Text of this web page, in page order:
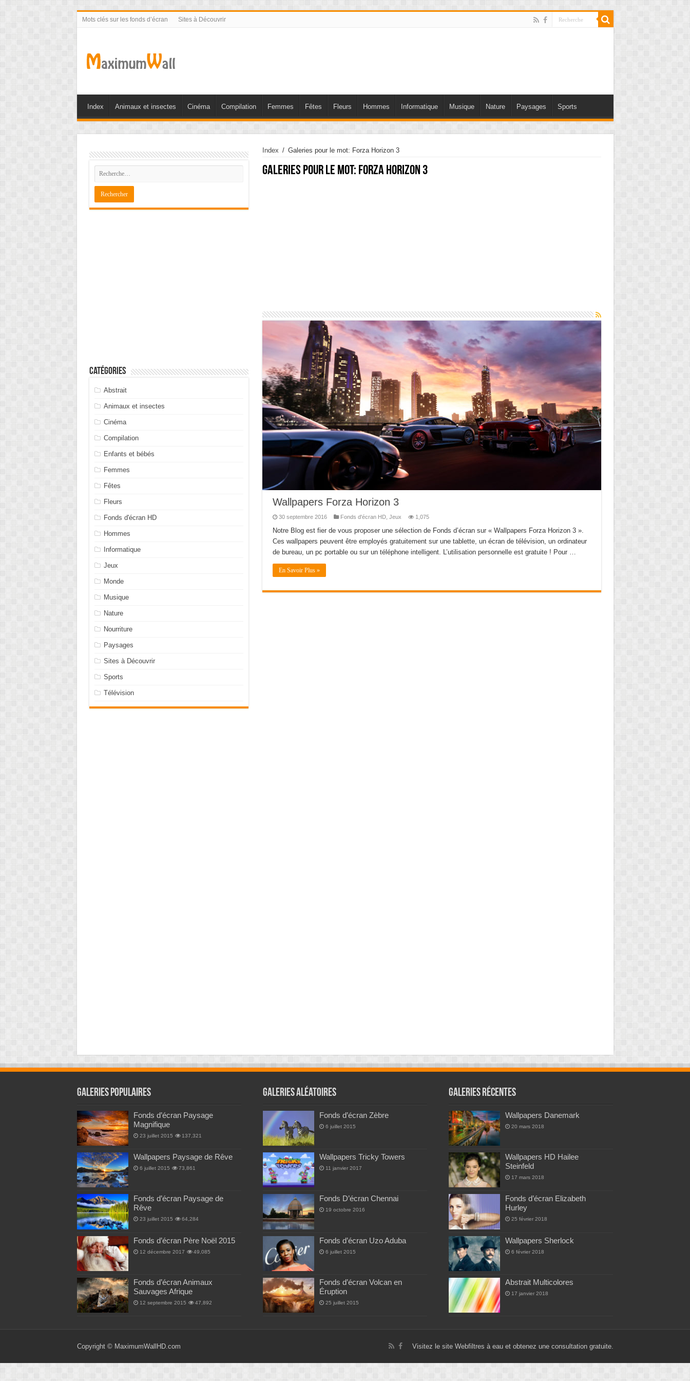
Mots clés sur les fonds d’écran Sites à Découvrir
Index Animaux et insectes Cinéma Compilation Femmes Fêtes Fleurs Hommes Informatique Musique Nature Paysages Sports
Index / Galeries pour le mot: Forza Horizon 3
Galeries pour le mot: Forza Horizon 3
Wallpapers Forza Horizon 3
30 septembre 2016 Fonds d'écran HD, Jeux 1,075
Notre Blog est fier de vous proposer une sélection de Fonds d’écran sur « Wallpapers Forza Horizon 3 ».
Ces wallpapers peuvent être employés gratuitement sur une tablette, un écran de télévision, un ordinateur
de bureau, un pc portable ou sur un téléphone intelligent. L’utilisation personnelle est gratuite ! Pour …
En Savoir Plus »
Catégories
Abstrait
Animaux et insectes
Cinéma
Compilation
Enfants et bébés
Femmes
Fêtes
Fleurs
Fonds d'écran HD
Hommes
Informatique
Jeux
Monde
Musique
Nature
Nourriture
Paysages
Sites à Découvrir
Sports
Télévision
Galeries Populaires
Fonds d’écran Paysage
Magnifique
23 juillet 2015 137,321
Wallpapers Paysage de Rêve
6 juillet 2015 73,861
Fonds d’écran Paysage de
Rêve
23 juillet 2015 64,284
Fonds d’écran Père Noël 2015
12 décembre 2017 49,085
Fonds d’écran Animaux
Sauvages Afrique
12 septembre 2015 47,892
Galeries Aléatoires
Fonds d’écran Zèbre
6 juillet 2015
Wallpapers Tricky Towers
11 janvier 2017
Fonds D’écran Chennai
19 octobre 2016
Fonds d’écran Uzo Aduba
6 juillet 2015
Fonds d’écran Volcan en
Éruption
25 juillet 2015
Galeries Récentes
Wallpapers Danemark
20 mars 2018
Wallpapers HD Hailee
Steinfeld
17 mars 2018
Fonds d’écran Elizabeth
Hurley
25 février 2018
Wallpapers Sherlock
6 février 2018
Abstrait Multicolores
17 janvier 2018
Visitez le site Webfiltres à eauet obtenez une consultation gratuite.
Copyright © MaximumWallHD.com